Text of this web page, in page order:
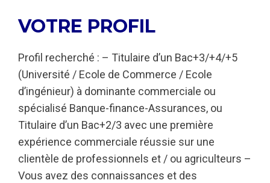
VOTRE PROFIL
Profil recherché : – Titulaire d’un Bac+3/+4/+5
(Université / Ecole de Commerce / Ecole
d’ingénieur) à dominante commerciale ou
spécialisé Banque-finance-Assurances, ou
Titulaire d’un Bac+2/3 avec une première
expérience commerciale réussie sur une
clientèle de professionnels et / ou agriculteurs –
Vous avez des connaissances et des